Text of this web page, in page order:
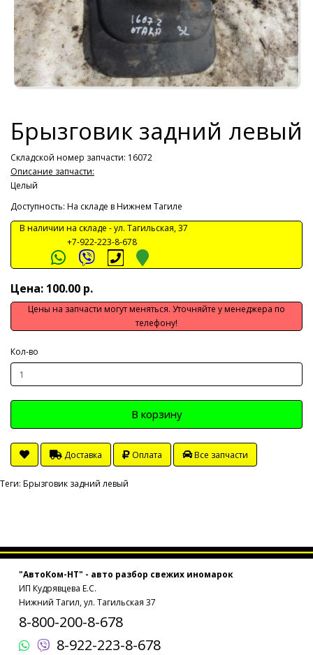
Брызговик задний левый
Складской номер запчасти: 16072
Описание запчасти:
Целый
Доступность: На складе в Нижнем Тагиле
В наличии на складе -ул. Тагильская, 37
+7-922-223-8-678
Цена: 100.00 р.
Цены на запчасти могут меняться. Уточняйте у менеджера по
телефону!
Кол-во
В корзину
Доставка Оплата Все запчасти
Теги: Брызговик задний левый
"АвтоКом-НТ" - авто разбор свежих иномарок
ИП Кудрявцева Е.С.
Нижний Тагил, ул. Тагильская 37
8-800-200-8-678
8-922-223-8-678